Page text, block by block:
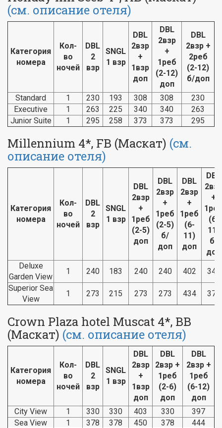
(см. описание отеля)
Категория
номера
Кол-
во
ночей
DBL
2
взр
SNGL
1 взр
DBL
2взр
+
1взр
доп
DBL
2взр
+
1реб
(2-12)
доп
DBL
2взр +
2реб
(2-12)
б/доп
Standard 1 230 193 308 308
230
Executive
1 263 225 340 340
263
Junior Suite
1 295 258 373 373 295
Millennium 4*, FB (Маскат) (см.
описание отеля)
Категория
номера
Кол-
во
ночей
DBL
2
взр
SNGL
1 взр
DBL
2взр
+
1реб
(2-5)
доп
DBL
2взр
+
1реб
(2-5)
б/
доп
DBL
2взр
+
1реб
(6-
11)
доп
DBL
2взр
+
(6-
11)
б/
доп
Deluxe
Garden View
1 240 183 240 240 402
342
Superior Sea
View
1 273 215 273 273 434 374
Crown Plaza hotel Muscat 4*, BB
(Маскат) (см. описание отеля)
Категория
номера
Кол-
во
ночей
DBL
2
взр
SNGL
1 взр
DBL
2взр
+
1взр
доп
DBL
2взр +
1реб
(2-6)
доп
DBL
2взр +
1реб
(6-12)
доп
City View
1 330 330 403 330
397
Sea View
1 378 378 450 378 444